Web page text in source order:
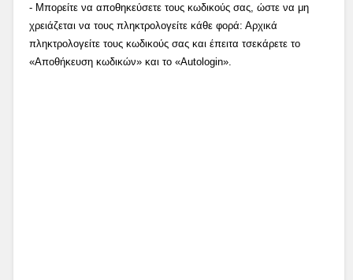
- Μπορείτε να αποθηκεύσετε τους κωδικούς σας, ώστε να μη
χρειάζεται να τους πληκτρολογείτε κάθε φορά: Αρχικά
πληκτρολογείτε τους κωδικούς σας και έπειτα τσεκάρετε το
«Αποθήκευση κωδικών» και το «Autologin».